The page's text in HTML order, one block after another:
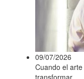
09/07/2026
Cuando el
transformar